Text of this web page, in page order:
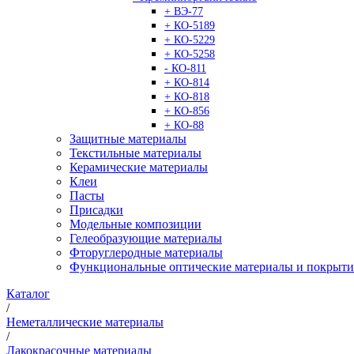
+ ВЭ-77
+ КО-5189
+ КО-5229
+ КО-5258
- КО-811
+ КО-814
+ КО-818
+ КО-856
+ КО-88
Защитные материалы
Текстильные материалы
Керамические материалы
Клеи
Пасты
Присадки
Модельные композиции
Гелеобразующие материалы
Фторуглеродные материалы
Функциональные оптические материалы и
Каталог
/
Неметаллические материалы
/
Лакокрасочные материалы